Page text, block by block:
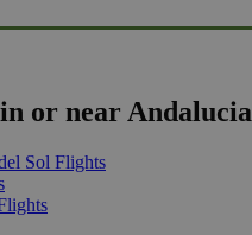
or near Andalucia
Sol Flights